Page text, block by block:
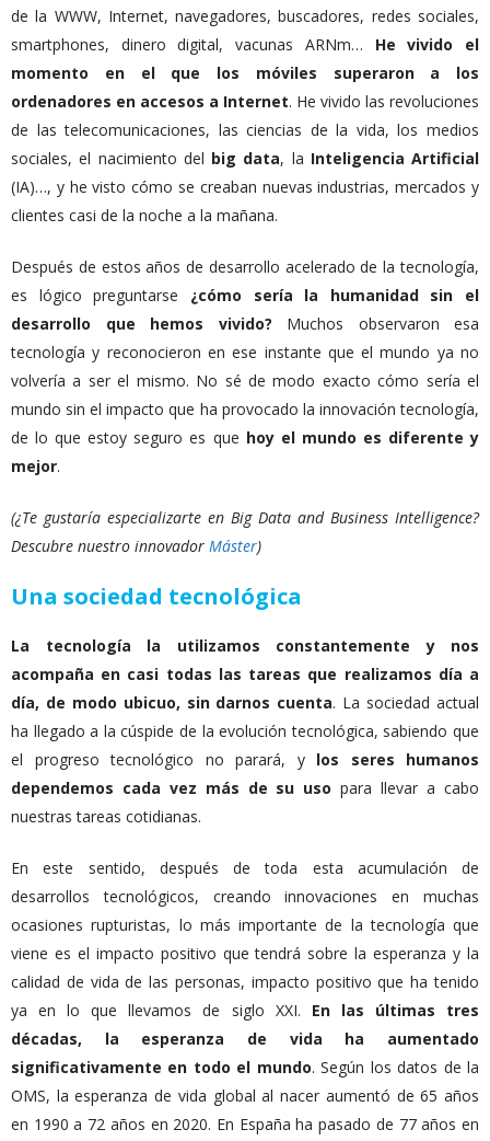
de la WWW, Internet, navegadores, buscadores, redes sociales,
smartphones, dinero digital, vacunas ARNm… He vivido el
momento en el que los móviles superaron a los
ordenadores en accesos a Internet. He vivido las revoluciones
de las telecomunicaciones, las ciencias de la vida, los medios
sociales, el nacimiento del big data, la Inteligencia Artificial
(IA)…, y he visto cómo se creaban nuevas industrias, mercados y
clientes casi de la noche a la mañana.
Después de estos años de desarrollo acelerado de la tecnología,
es lógico preguntarse ¿cómo sería la humanidad sin el
desarrollo que hemos vivido? Muchos observaron esa
tecnología y reconocieron en ese instante que el mundo ya no
volvería a ser el mismo. No sé de modo exacto cómo sería el
mundo sin el impacto que ha provocado la innovación tecnología,
de lo que estoy seguro es que hoy el mundo es diferente y
mejor.
(¿Te gustaría especializarte en Big Data and Business Intelligence?
Descubre nuestro innovador Máster)
Una sociedad tecnológica
La tecnología la utilizamos constantemente y nos
acompaña en casi todas las tareas que realizamos día a
día, de modo ubicuo, sin darnos cuenta. La sociedad actual
ha llegado a la cúspide de la evolución tecnológica, sabiendo que
el progreso tecnológico no parará, y los seres humanos
dependemos cada vez más de su uso para llevar a cabo
nuestras tareas cotidianas.
En este sentido, después de toda esta acumulación de
desarrollos tecnológicos, creando innovaciones en muchas
ocasiones rupturistas, lo más importante de la tecnología que
viene es el impacto positivo que tendrá sobre la esperanza y la
calidad de vida de las personas, impacto positivo que ha tenido
ya en lo que llevamos de siglo XXI. En las últimas tres
décadas, la esperanza de vida ha aumentado
significativamente en todo el mundo. Según los datos de la
OMS, la esperanza de vida global al nacer aumentó de 65 años
en 1990 a 72 años en 2020. En España ha pasado de 77 años en